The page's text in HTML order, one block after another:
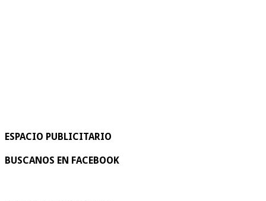
ESPACIO PUBLICITARIO
BUSCANOS EN FACEBOOK